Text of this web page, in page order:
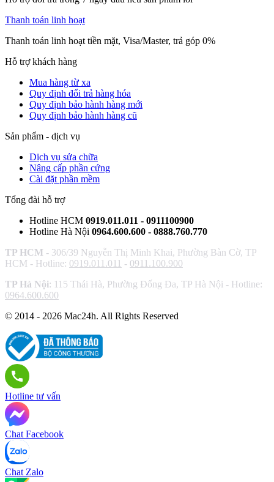
Thanh toán linh hoạt
Thanh toán linh hoạt tiền mặt, Visa/Master, trả góp 0%
Hỗ trợ khách hàng
Mua hàng từ xa
Quy định đổi trả hàng hóa
Quy định bảo hành hàng mới
Quy định bảo hành hàng cũ
Sản phẩm - dịch vụ
Dịch vụ sửa chữa
Nâng cấp phần cứng
Cài đặt phần mềm
Tổng đài hỗ trợ
Hotline HCM 0919.011.011 - 0911100900
Hotline Hà Nội 0964.600.600 - 0888.760.770
TP HCM - 306/39 Nguyễn Thị Minh Khai, Phường Bàn Cờ, TP
HCM - Hotline: 0919.011.011 - 0911.100.900
TP Hà Nội: 115 Thái Hà, Phường Đống Đa, TP Hà Nội - Hotline:
0964.600.600
© 2014 - 2026 Mac24h. All Rights Reserved
Hotline tư vấn
Chat Facebook
Chat Zalo